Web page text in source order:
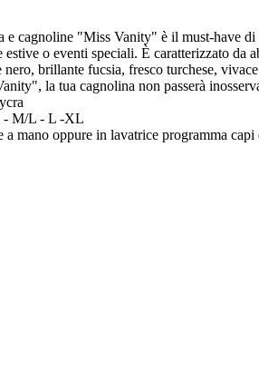
cagnoline "Miss Vanity" è il must-have
estive o eventi speciali. È caratterizzato
brillante fucsia, fresco turchese,
la tua cagnolina non passerà
- M/L - L -XL
a mano oppure in lavatrice programma capi